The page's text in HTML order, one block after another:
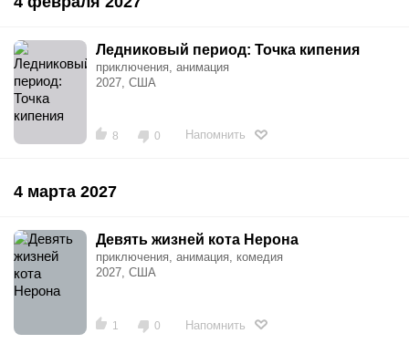
Ледниковый период: Точка кипения
приключения, анимация
2027, США
8 0 Напомнить
4 марта 2027
Девять жизней кота Нерона
приключения, анимация, комедия
2027, США
1 0 Напомнить